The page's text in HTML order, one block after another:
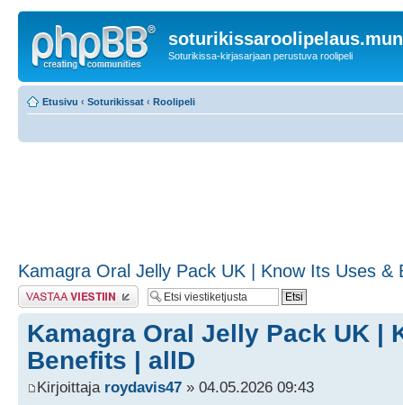
Soturikissa-kirjasarjaan perustuva roolipeli
Etusivu ‹ Soturikissat ‹ Roolipeli
Kamagra Oral Jelly Pack UK | Know Its Uses &
Lähetä vastaus
Kamagra Oral Jelly Pack UK |
Benefits | allD
Kirjoittaja roydavis47 » 04.05.2026 09:43